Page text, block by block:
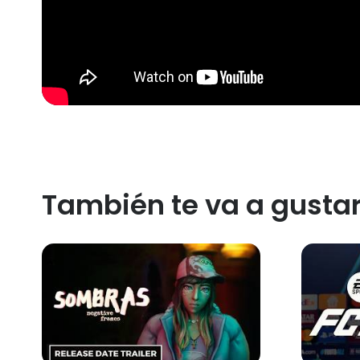
También te va a